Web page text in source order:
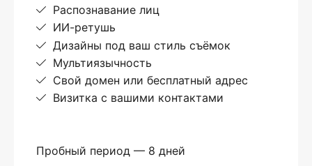
Распознавание лиц
ИИ-ретушь
Дизайны под ваш стиль съёмок
Мультиязычность
Свой домен или бесплатный адрес
Визитка с вашими контактами
Пробный период — 8 дней